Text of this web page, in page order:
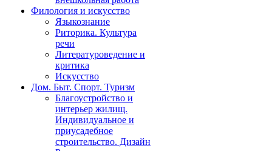
Филология и искусство
Языкознание
Риторика. Культура
речи
Литературоведение и
критика
Искусство
Дом. Быт. Спорт. Туризм
Благоустройство и
интерьер жилищ.
Индивидуальное и
приусадебное
строительство. Дизайн